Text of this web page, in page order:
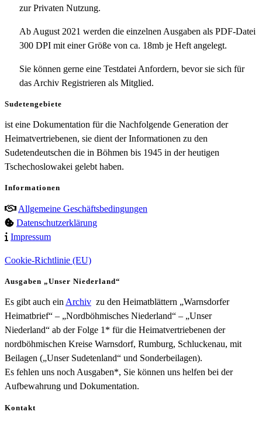
zur Privaten Nutzung.
Ab August 2021 werden die einzelnen Ausgaben als PDF-Datei
300 DPI mit einer Größe von ca. 18mb je Heft angelegt.
Sie können gerne eine Testdatei Anfordern, bevor sie sich für
das Archiv Registrieren als Mitglied.
Sudetengebiete
ist eine Dokumentation für die Nachfolgende Generation der
Heimatvertriebenen, sie dient der Informationen zu den
Sudetendeutschen die in Böhmen bis 1945 in der heutigen
Tschechoslowakei gelebt haben.
Informationen
Allgemeine Geschäftsbedingungen
Datenschutzerklärung
Impressum
Cookie-Richtlinie (EU)
Ausgaben „Unser Niederland“
Es gibt auch ein Archiv zu den Heimatblättern „Warnsdorfer
Heimatbrief“ – „Nordböhmisches Niederland“ – „Unser
Niederland“ ab der Folge 1* für die Heimatvertriebenen der
nordböhmischen Kreise Warnsdorf, Rumburg, Schluckenau, mit
Beilagen („Unser Sudetenland“ und Sonderbeilagen).
Es fehlen uns noch Ausgaben*, Sie können uns helfen bei der
Aufbewahrung und Dokumentation.
Kontakt